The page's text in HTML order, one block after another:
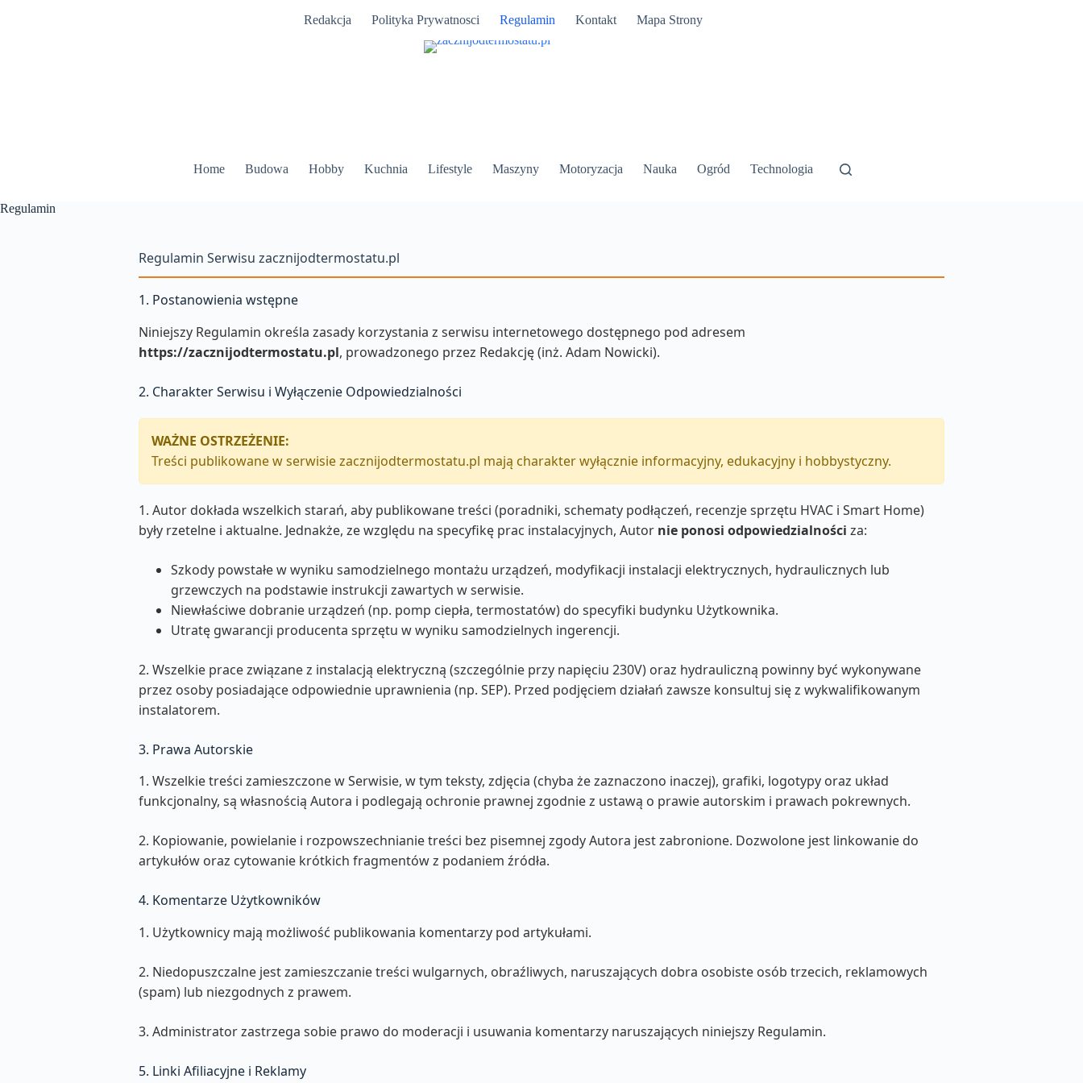
Redakcja Polityka Prywatnosci Regulamin Kontakt Mapa Strony
Home Budowa Hobby Kuchnia Lifestyle Maszyny Motoryzacja Nauka Ogród Technologia
Regulamin
Regulamin Serwisu zacznijodtermostatu.pl
1. Postanowienia wstępne
Niniejszy Regulamin określa zasady korzystania z serwisu internetowego dostępnego pod adresem
https://zacznijodtermostatu.pl, prowadzonego przez Redakcję (inż. Adam Nowicki).
2. Charakter Serwisu i Wyłączenie Odpowiedzialności
WAŻNE OSTRZEŻENIE:
Treści publikowane w serwisie zacznijodtermostatu.pl mają charakter wyłącznie informacyjny, edukacyjny i hobbystyczny.
1. Autor dokłada wszelkich starań, aby publikowane treści (poradniki, schematy podłączeń, recenzje sprzętu HVAC i Smart Home)
były rzetelne i aktualne. Jednakże, ze względu na specyfikę prac instalacyjnych, Autor nie ponosi odpowiedzialności za:
Szkody powstałe w wyniku samodzielnego montażu urządzeń, modyfikacji instalacji elektrycznych, hydraulicznych lub
grzewczych na podstawie instrukcji zawartych w serwisie.
Niewłaściwe dobranie urządzeń (np. pomp ciepła, termostatów) do specyfiki budynku Użytkownika.
Utratę gwarancji producenta sprzętu w wyniku samodzielnych ingerencji.
2. Wszelkie prace związane z instalacją elektryczną (szczególnie przy napięciu 230V) oraz hydrauliczną powinny być wykonywane
przez osoby posiadające odpowiednie uprawnienia (np. SEP). Przed podjęciem działań zawsze konsultuj się z wykwalifikowanym
instalatorem.
3. Prawa Autorskie
1. Wszelkie treści zamieszczone w Serwisie, w tym teksty, zdjęcia (chyba że zaznaczono inaczej), grafiki, logotypy oraz układ
funkcjonalny, są własnością Autora i podlegają ochronie prawnej zgodnie z ustawą o prawie autorskim i prawach pokrewnych.
2. Kopiowanie, powielanie i rozpowszechnianie treści bez pisemnej zgody Autora jest zabronione. Dozwolone jest linkowanie do
artykułów oraz cytowanie krótkich fragmentów z podaniem źródła.
4. Komentarze Użytkowników
1. Użytkownicy mają możliwość publikowania komentarzy pod artykułami.
2. Niedopuszczalne jest zamieszczanie treści wulgarnych, obraźliwych, naruszających dobra osobiste osób trzecich, reklamowych
(spam) lub niezgodnych z prawem.
3. Administrator zastrzega sobie prawo do moderacji i usuwania komentarzy naruszających niniejszy Regulamin.
5. Linki Afiliacyjne i Reklamy